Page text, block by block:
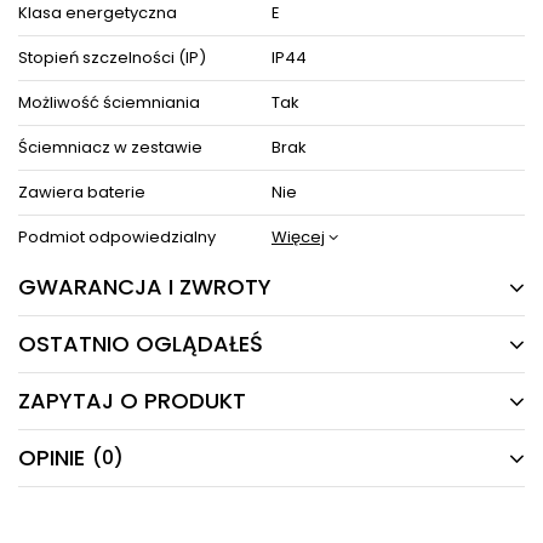
Klasa energetyczna
E
Stopień szczelności (IP)
IP44
Możliwość ściemniania
Tak
Ściemniacz w zestawie
Brak
Zawiera baterie
Nie
Podmiot odpowiedzialny
Więcej
GWARANCJA I ZWROTY
24 MIESIĄCE
Producent gwarantuje naprawę lub wymianę sprzętu
do 24 miesięcy od daty zakupu. Skontaktuj się ze
sklepem za pośrednictwem formularza reklamacji
aby zamówić kuriera który odbierze sprzęt z Twojego
OSTATNIO OGLĄDAŁEŚ
PRODUKTY Z TEJ SERII
ZAPYTAJ O PRODUKT
Masz pytania odnośnie produktu, oferty lub współpracy z
nami?
OPINIE (0)